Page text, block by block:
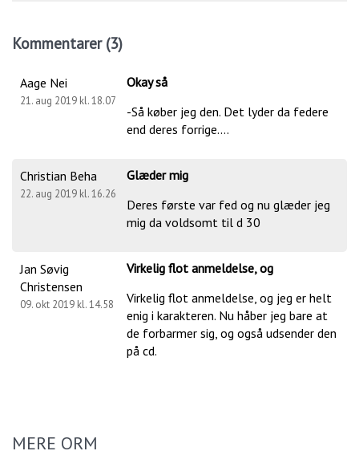
Kommentarer (3)
Aage Nei
21. aug 2019 kl. 18.07
Okay så
-Så køber jeg den. Det lyder da federe
end deres forrige....
Christian Beha
22. aug 2019 kl. 16.26
Glæder mig
Deres første var fed og nu glæder jeg
mig da voldsomt til d 30
Jan Søvig
Christensen
09. okt 2019 kl. 14.58
Virkelig flot anmeldelse, og
Virkelig flot anmeldelse, og jeg er helt
enig i karakteren. Nu håber jeg bare at
de forbarmer sig, og også udsender den
på cd.
MERE ORM